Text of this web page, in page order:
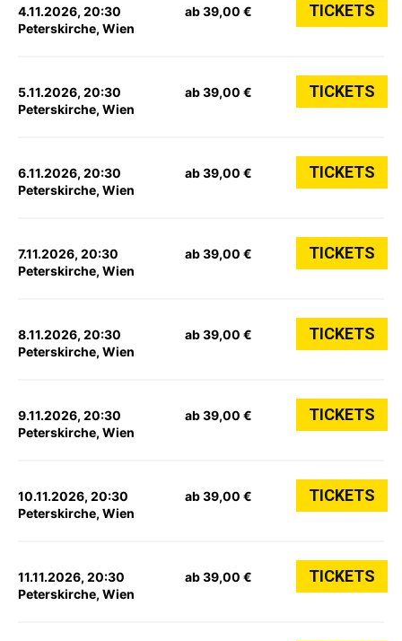
4.11.2026, 20:30
Peterskirche, Wien
ab 39,00 € TICKETS
5.11.2026, 20:30
Peterskirche, Wien
ab 39,00 € TICKETS
6.11.2026, 20:30
Peterskirche, Wien
ab 39,00 € TICKETS
7.11.2026, 20:30
Peterskirche, Wien
ab 39,00 € TICKETS
8.11.2026, 20:30
Peterskirche, Wien
ab 39,00 € TICKETS
9.11.2026, 20:30
Peterskirche, Wien
ab 39,00 € TICKETS
10.11.2026, 20:30
Peterskirche, Wien
ab 39,00 € TICKETS
11.11.2026, 20:30
Peterskirche, Wien
ab 39,00 € TICKETS